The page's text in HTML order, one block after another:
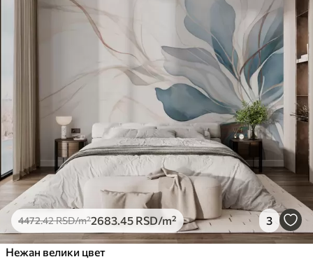
4472.42RSD/m²2683 .45 RSD/m² 3
Нежан велики цвет